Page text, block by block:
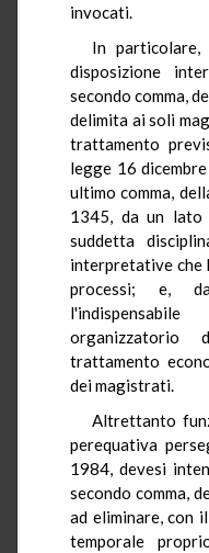
invocati.
In
disposizione
secondo comma,
delimita ai soli
trattamento
legge 16
ultimo comma,
1345, da un lato
suddetta
interpretative che
processi; e,
organizzatorio
trattamento
dei magistrati.
Altrettanto
perequativa
1984, devesi
secondo comma,
ad eliminare, con
temporale